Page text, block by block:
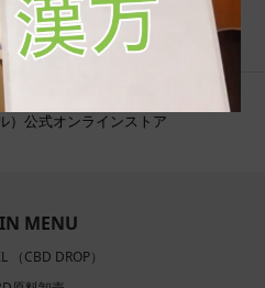
）公式オンラインストア
MENU
（CBD DROP）